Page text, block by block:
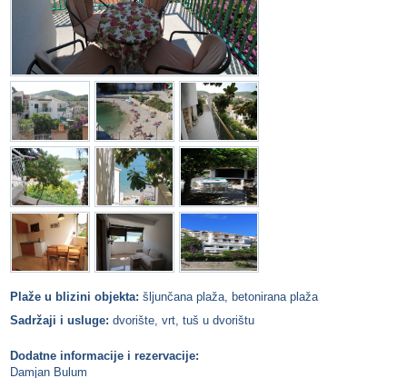
Plaže u blizini objekta: šljunčana plaža, betonirana plaža
Sadržaji i usluge: dvorište, vrt, tuš u dvorištu
Dodatne informacije i rezervacije:
Damjan Bulum